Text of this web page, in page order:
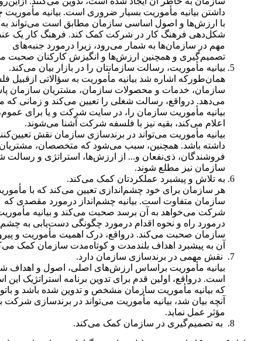
داشتن بیانیه مأموریت بسیار ضروری است. بیانیه
با ارزش‌ها و اصول اساسی سازمان مطابق است می‌تواند به
شکل‌دهی فرهنگ کار در شرکت کمک کند. فرهنگ کار یک
مهم در سازمان‌ها به شمار می‌رود، زیرا درمورد جنبه‌های
تصمیم‌گیری و همچنین ارزش‌ها و انگیزش کارکنان صحبت
بیانیه مأموریت، رسالت سازمانتان را در بازار بیان می‌کند.
همان‌طورکه اشاره شد بیانیه مأموریت به سؤالاتی ازقبیل
سازمان، خدمات و محصولات سازمان، مشتریان سازمان
می‌دهد. درواقع، رسالت شغلی را تعیین می‌کند و زمانی‌ که
بیانیه مأموریت‌ سازمان را، در سایت شرکت و یا برای
اعلام می‌کند، بقیه نیز با فلسفه شرکت آشنا می‌شوند.
بیانیه مأموریت می‌تواند در برندسازی سازمان نقش
داشته باشد. همچنین، سبب می‌شود که متخصصان،
فروشندگان، ذی‌نفعان و... از ارزش‌ها، استراتژی و رسالت
سازمان نیز مطلع شوند.
به تلاش و پیشبرد عملکردتان کمک می‌کند.
هر سازمان برای خود چشم‌اندازی تعیین می‌کند که با
سازمان متفاوت است. بیانیه چشم‌انداز درمورد مقصدی که
شرکت می‌خواهد به آن برسد صحبت می‌کند و بیانیه
درمورد راه و نحوه اقدام درمورد چگونگی دست‌یابی به
سازمان صحبت می‌کند. درواقع، درک اهمیت مأموریت و
آن به پیشبرد اهداف بلندمدت و کوتاه‌مدت سازمان کمک
نقش مهمی در برندسازی سازمان‌ دارد.
بیانیه مأموریت براساس ارزش‌های اصلی، اصول و اهداف
است. درواقع، اولین قدم برای تدوین برنامه استراتژیک این
که بیانیه مأموریت سازمان مشخص و تدوین شده باشد و
آنچه بیان شد، بیانیه مأموریت می‌تواند در برندسازی شرکت
مؤثر عمل نماید.
به تصمیم‌گیری در سازمان کمک می‌کند.